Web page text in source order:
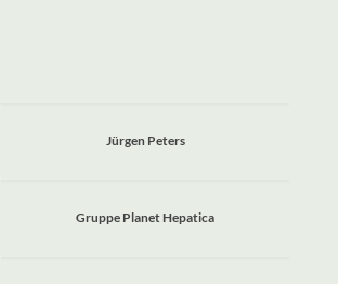
Jürgen Peters
Gruppe Planet Hepatica